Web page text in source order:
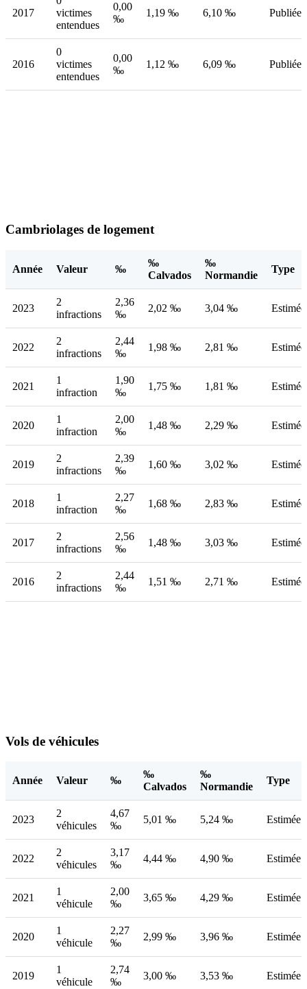
2017
victimes
entendues
0,00
‰
1,19 ‰ 6,10 ‰ Publiée
2016
0
victimes
entendues
0,00
‰
1,12 ‰ 6,09 ‰ Publiée
Cambriolages de logement
Année Valeur ‰
‰
Calvados
‰
Normandie
Type
2023
2
infractions
2,36
‰
2,02 ‰ 3,04 ‰ Estimée
2022
2
infractions
2,44
‰
1,98 ‰ 2,81 ‰ Estimée
2021
1
infraction
1,90
‰
1,75 ‰ 1,81 ‰ Estimée
2020
1
infraction
2,00
‰
1,48 ‰ 2,29 ‰ Estimée
2019
2
infractions
2,39
‰
1,60 ‰ 3,02 ‰ Estimée
2018
1
infraction
2,27
‰
1,68 ‰ 2,83 ‰ Estimée
2017
2
infractions
2,56
‰
1,48 ‰ 3,03 ‰ Estimée
2016
2
infractions
2,44
‰
1,51 ‰ 2,71 ‰ Estimée
Vols de véhicules
Année Valeur ‰
‰
Calvados
‰
Normandie
Type
2023
2
véhicules
4,67
‰
5,01 ‰ 5,24 ‰ Estimée
2022
2
véhicules
3,17
‰
4,44 ‰ 4,90 ‰ Estimée
2021
1
véhicule
2,00
‰
3,65 ‰ 4,29 ‰ Estimée
2020
1
véhicule
2,27
‰
2,99 ‰ 3,96 ‰ Estimée
2019
1
véhicule
2,74
‰
3,00 ‰ 3,53 ‰ Estimée